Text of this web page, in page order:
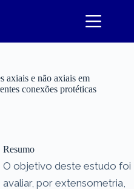
axiais e não axiais em
conexões protéticas
Resumo
O objetivo deste estudo foi
avaliar, por extensometria,